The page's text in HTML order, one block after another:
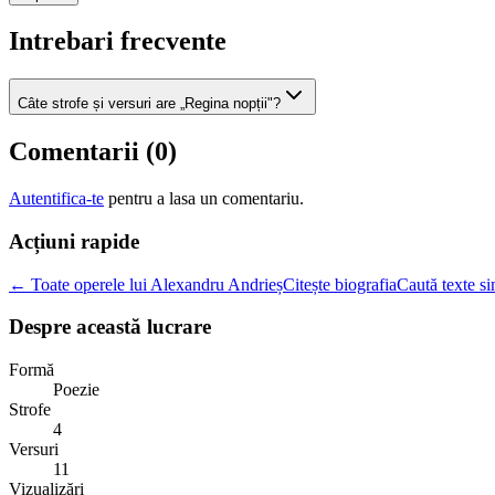
Intrebari frecvente
Câte strofe și versuri are „Regina nopții"?
Comentarii (0)
Autentifica-te pentru a lasa un comentariu.
Acțiuni rapide
← Toate operele lui Alexandru AndrieșCitește biografiaCaută texte
Despre această lucrare
Formă
Poezie
Strofe
4
Versuri
11
Vizualizări